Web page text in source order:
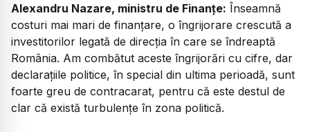
Alexandru Nazare, ministru de Finanțe: Înseamnă
costuri mai mari de finanțare, o îngrijorare crescută a
investitorilor legată de direcția în care se îndreaptă
România. Am combătut aceste îngrijorări cu cifre, dar
declarațiile politice, în special din ultima perioadă, sunt
foarte greu de contracarat, pentru că este destul de
clar că există turbulențe în zona politică.